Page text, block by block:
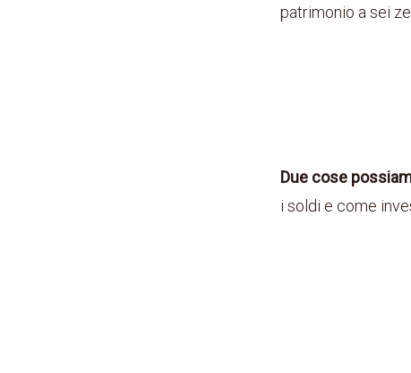
patrimonio a sei
Due cose
i soldi e come